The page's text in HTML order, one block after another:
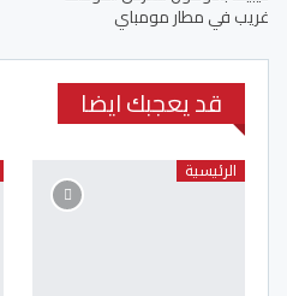
غريب في مطار مومباي
قد يعجبك ايضا
الرئيسية